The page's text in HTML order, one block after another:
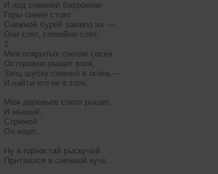
И под снежной бахромою
Горы синие стоят
Снежной бурей замело их —
Они спят, спокойно спят.
2
Меж покрытых снегом сосен
Осторожно рыщет волк,
Заяц шубку сменил в осень —
И найти его не в толк.
Меж деревьев сокол рыщет,
И мышей,
Стрижей
Он ищет,
Ну а горностай рыскучий
Притаился в снежной куче…